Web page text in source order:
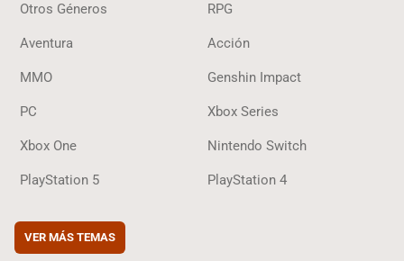
Otros Géneros RPG
Aventura Acción
MMO Genshin Impact
PC Xbox Series
Xbox One Nintendo Switch
PlayStation 5 PlayStation 4
VER MÁS TEMAS